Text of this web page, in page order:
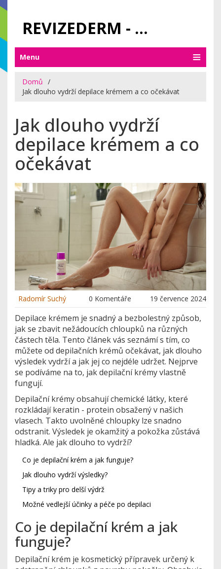
REVIZEDERM - PÉČE O KŮŽI A KOSMETIKA
Menu
Domů
Jak dlouho vydrží depilace krémem a co očekávat
Jak dlouho vydrží
depilace krémem a co
očekávat
Radomír Suchý 0 Komentáře 19 července 2024
Depilace krémem je snadný a bezbolestný způsob,
jak se zbavit nežádoucích chloupků na různých
částech těla. Tento článek vás seznámí s tím, co
můžete od depilačních krémů očekávat, jak dlouho
výsledek vydrží a jak jej co nejdéle udržet. Nejprve
se podíváme na to, jak depilační krémy vlastně
fungují.
Depilační krémy obsahují chemické látky, které
rozkládají keratin - protein obsažený v našich
vlasech. Takto uvolněné chloupky lze snadno
odstranit. Výsledek je okamžitý a pokožka zůstává
hladká. Ale jak dlouho to vydrží?
Co je depilační krém a jak funguje?
Jak dlouho vydrží výsledky?
Tipy a triky pro delší výdrž
Možné vedlejší účinky a péče po depilaci
Co je depilační krém a jak
funguje?
Depilační krém je kosmetický přípravek určený k